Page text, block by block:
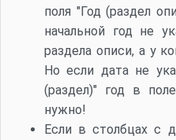
поля "Год (раздел
начальной год не
раздела описи, а у
Но если дата не
(раздел)" год в
нужно!
Если в столбцах с